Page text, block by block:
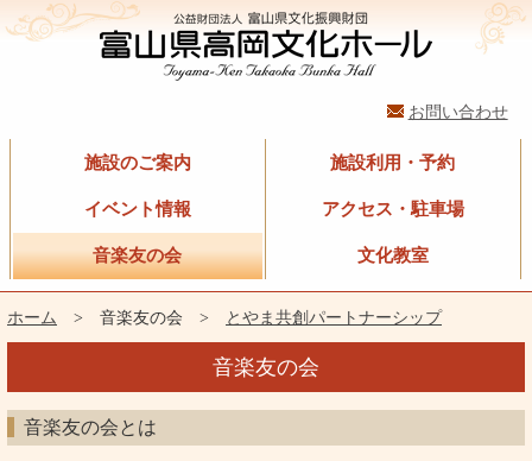
お問い合わせ
施設のご案内 施設利用・予約
イベント情報 アクセス・駐車場
音楽友の会 文化教室
ホーム > 音楽友の会 > とやま共創パートナーシップ
音楽友の会
音楽友の会とは